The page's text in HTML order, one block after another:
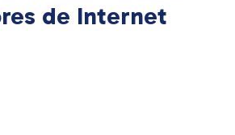
de Internet